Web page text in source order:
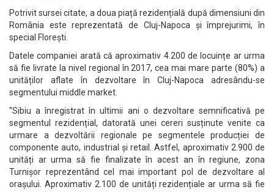
Potrivit sursei citate, a doua piață rezidențială după dimensiuni din
România este reprezentată de Cluj-Napoca și împrejurimi, în
special Florești.
Datele companiei arată că aproximativ 4.200 de locuințe ar urma
să fie livrate la nivel regional în 2017, cea mai mare parte (80%) a
unităților aflate în dezvoltare în Cluj-Napoca adresându-se
segmentului middle market.
''Sibiu a înregistrat în ultimii ani o dezvoltare semnificativă pe
segmentul rezidențial, datorată unei cereri susținute venite ca
urmare a dezvoltării regionale pe segmentele producției de
componente auto, industrial și retail. Astfel, aproximativ 2.900 de
unități ar urma să fie finalizate în acest an în regiune, zona
Turnișor reprezentând cel mai important pol de dezvoltare al
orașului. Aproximativ 2.100 de unități rezidențiale ar urma să fie